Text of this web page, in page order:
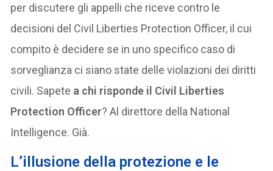
per discutere gli appelli che riceve contro le
decisioni del Civil Liberties Protection Officer, il cui
compito è decidere se in uno specifico caso di
sorveglianza ci siano state delle violazioni dei diritti
civili. Sapete a chi risponde il Civil Liberties
Protection Officer? Al direttore della National
Intelligence. Già.
L’illusione della protezione e le